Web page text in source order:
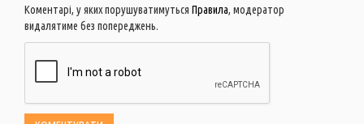
Коментарі, у яких порушуватимуться Правила, модератор
видалятиме без попереджень.